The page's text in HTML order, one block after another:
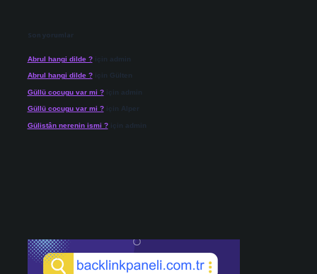
Son yorumlar
Abrul hangi dilde ?için admin
Abrul hangi dilde ?için Gülten
Güllü cocugu var mi ?için admin
Güllü cocugu var mi ?için Alper
Gülistân nerenin ismi ?için admin